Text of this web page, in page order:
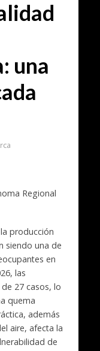
una
Regional
producción
siendo una de
en
las
27 casos, lo
quema
además
aire, afecta la
de